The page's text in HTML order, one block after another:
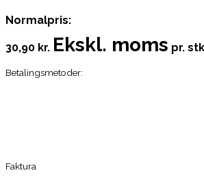
Normalpris:
30,90 kr. Ekskl. moms pr.
Betalingsmetoder:
Faktura